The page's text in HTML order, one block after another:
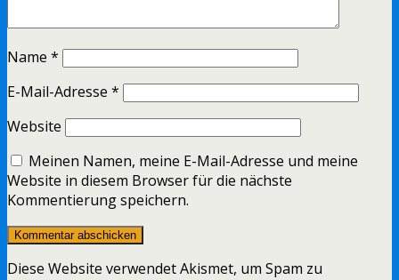
Name *
E-Mail-Adresse *
Website
Meinen Namen, meine E-Mail-Adresse und meine
Website in diesem Browser für die nächste
Kommentierung speichern.
Diese Website verwendet Akismet, um Spam zu